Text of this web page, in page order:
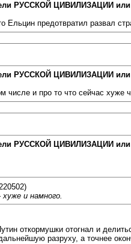
РУССКОЙ ЦИВИЛИЗАЦИИ
Ельцин предотвратил развал
РУССКОЙ ЦИВИЛИЗАЦИИ
числе и про то что сейчас
РУССКОЙ ЦИВИЛИЗАЦИИ
и намного.
откормушки отогнал и
разруху, а точнее